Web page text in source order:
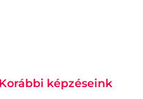
Korábbi képzéseink